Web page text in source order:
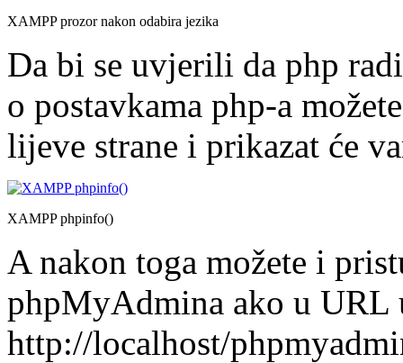
XAMPP prozor nakon odabira jezika
Da bi se uvjerili da php
o postavkama php-a
lijeve strane i prikazat će
XAMPP phpinfo()
A nakon toga možete i
phpMyAdmina ako u URL
http://localhost/